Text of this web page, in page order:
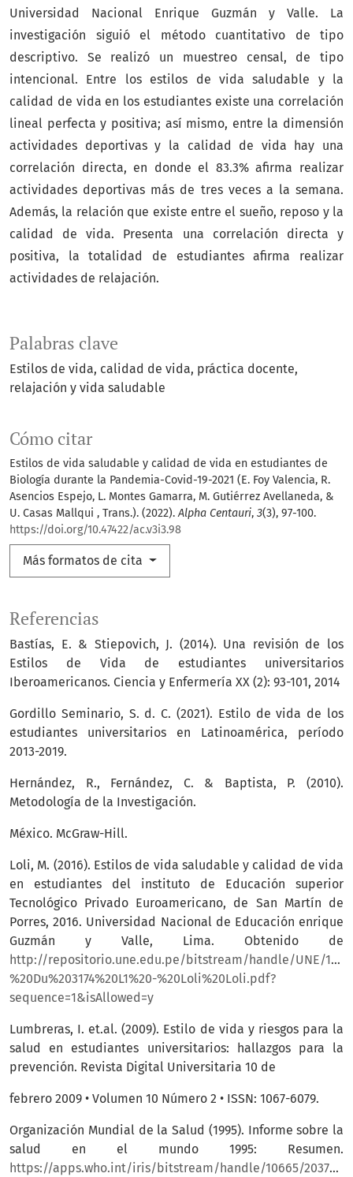
Palabras clave
Estilos de vida calidad de vida práctica docente
relajación y vida saludable
Cómo citar
Estilos de vida saludable y calidad de vida en estudiantes de
Biología durante la Pandemia-Covid-19-2021 (E. Foy Valencia, R.
Asencios Espejo, L. Montes Gamarra, M. Gutiérrez Avellaneda, &
U. Casas Mallqui , Trans.). (2022).Alpha Centauri, 3(3), 97-100.
https://doi.org/10.47422/ac.v3i3.98
Más formatos de cita
Universidad Nacional Enrique Guzmán y Valle. La
investigación siguió el método cuantitativo de tipo
descriptivo. Se realizó un muestreo censal, de tipo
intencional. Entre los estilos de vida saludable y la
calidad de vida en los estudiantes existe una correlación
lineal perfecta y positiva; así mismo, entre la dimensión
actividades deportivas y la calidad de vida hay una
correlación directa, en donde el 83.3% afirma realizar
actividades deportivas más de tres veces a la semana.
Además, la relación que existe entre el sueño, reposo y la
calidad de vida. Presenta una correlación directa y
positiva, la totalidad de estudiantes afirma realizar
actividades de relajación.
Referencias
Bastías, E. & Stiepovich, J. (2014). Una revisión de los
Estilos de Vida de estudiantes universitarios
Iberoamericanos. Ciencia y Enfermería XX (2): 93-101, 2014
Gordillo Seminario, S. d. C. (2021). Estilo de vida de los
estudiantes universitarios en Latinoamérica, período
2013-2019.
Hernández, R., Fernández, C. & Baptista, P. (2010).
Metodología de la Investigación.
México. McGraw-Hill.
Loli, M. (2016). Estilos de vida saludable y calidad de vida
en estudiantes del instituto de Educación superior
Tecnológico Privado Euroamericano, de San Martín de
Porres, 2016. Universidad Nacional de Educación enrique
Guzmán y Valle, Lima. Obtenido de
http://repositorio.une.edu.pe/bitstream/handle/UNE/1399/
%20Du%203174%20L1%20-%20Loli%20Loli.pdf?
sequence=1&isAllowed=y
Lumbreras, I. et.al. (2009). Estilo de vida y riesgos para la
salud en estudiantes universitarios: hallazgos para la
prevención. Revista Digital Universitaria 10 de
febrero 2009 • Volumen 10 Número 2 • ISSN: 1067-6079.
Organización Mundial de la Salud (1995). Informe sobre la
salud en el mundo 1995: Resumen.
https://apps.who.int/iris/bitstream/handle/10665/203711/